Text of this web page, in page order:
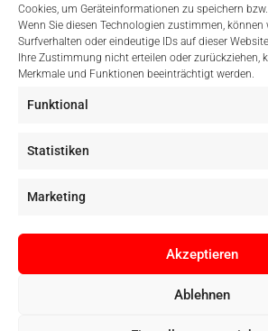
Cookies, um Geräteinformationen zu speichern
Wenn Sie diesen Technologien zustimmen, können
Surfverhalten oder eindeutige IDs auf dieser
Ihre Zustimmung nicht erteilen oder zurückziehen,
Merkmale und Funktionen beeinträchtigt werden.
Funktional
Statistiken
Marketing
Akzeptieren
Ablehnen